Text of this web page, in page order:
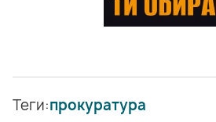
Теги:прокуратура